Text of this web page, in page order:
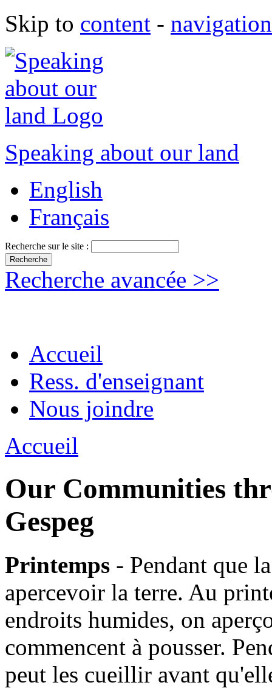
Skip to content - navigation
Speaking about our land
English
Français
Recherche sur le site :
Recherche avancée >>
Accueil
Ress. d'enseignant
Nous joindre
Accueil
Our Communities
Gespeg
Printemps - Pendant que
apercevoir la terre. Au
endroits humides, on
commencent à pousser.
peut les cueillir avant